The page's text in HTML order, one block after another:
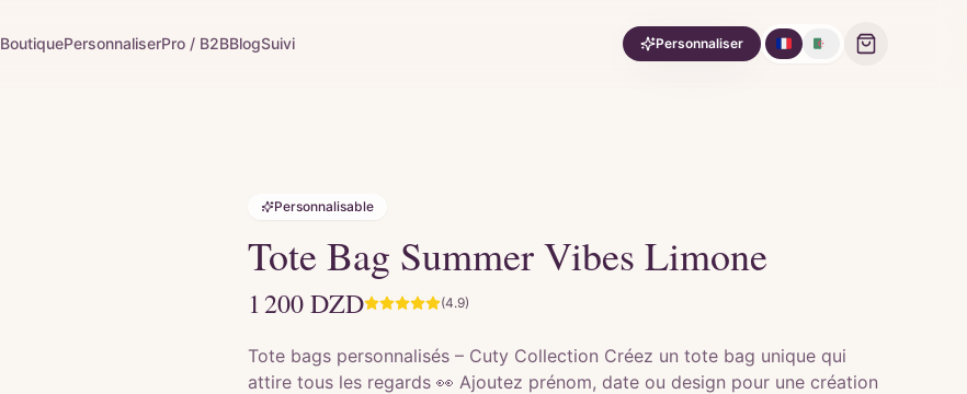
BoutiquePersonnaliserPro / B2BBlogSuivi Personnaliser 🇫🇷 🇩🇿
Personnalisable
Tote Bag Summer Vibes Limone
1 200DZD (4.9)
Tote bags personnalisés – Cuty Collection Créez un tote bag unique qui
attire tous les regards 👀 Ajoutez prénom, date ou design pour une création